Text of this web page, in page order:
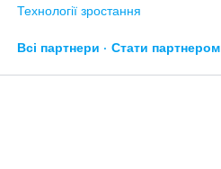
Технології зростання
Всі партнери Стати партнером